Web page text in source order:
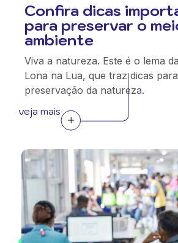
Confira dicas
para preservar o
ambiente
Viva a natureza. Este é o lema
Lona na Lua, que traz dicas
preservação da natureza.
veja mais